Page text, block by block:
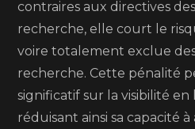
contraires aux directives
recherche, elle court le
voire totalement exclue
recherche. Cette pénalité
significatif sur la visibilité en
réduisant ainsi sa capacité